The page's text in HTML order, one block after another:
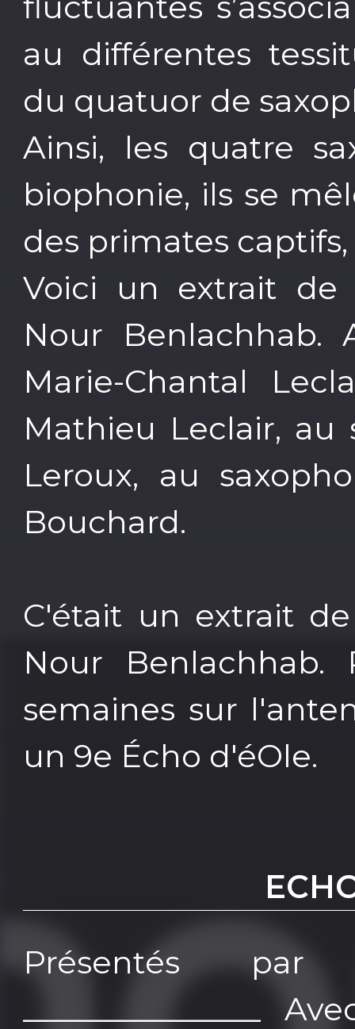
au différentes
du quatuor de
Ainsi, les quatre
biophonie, ils se
des primates
Voici un extrait de
Nour Benlachhab.
Marie-Chantal
Mathieu Leclair, au
Leroux, au
Bouchard.
C'était un extrait
Nour Benlachhab.
semaines sur
un 9e Écho d'éOle.
Présentés par
_______________